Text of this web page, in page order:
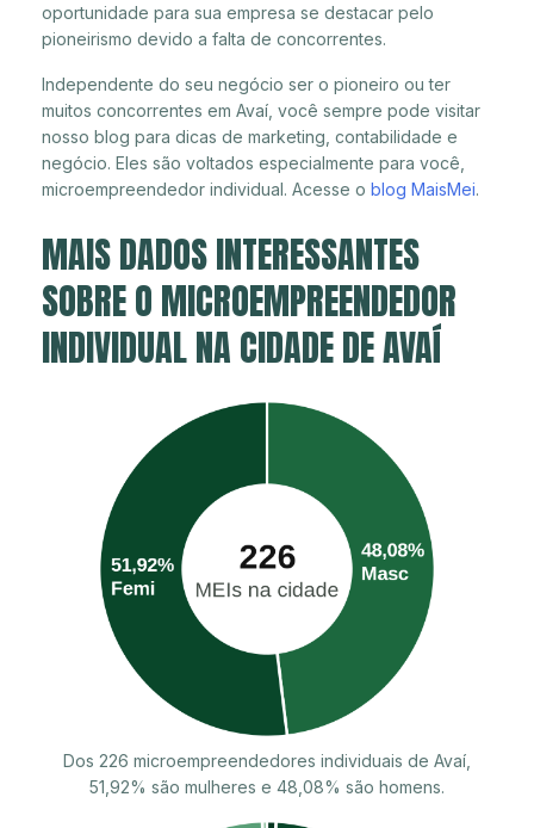
oportunidade para sua empresa se destacar pelo
pioneirismo devido a falta de concorrentes.
Independente do seu negócio ser o pioneiro ou ter
muitos concorrentes em Avaí, você sempre pode visitar
nosso blog para dicas de marketing, contabilidade e
negócio. Eles são voltados especialmente para você,
microempreendedor individual. Acesse o blog MaisMei.
MAIS DADOS INTERESSANTES
SOBRE O MICROEMPREENDEDOR
INDIVIDUAL NA CIDADE DE AVAÍ
Dos 226 microempreendedores individuais de Avaí,
51,92% são mulheres e 48,08% são homens.